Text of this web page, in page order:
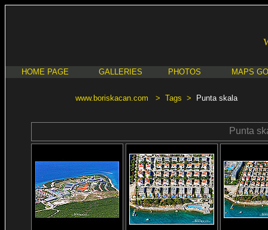
HOME PAGE GALLERIES PHOTOS MAPS
www.boriskacan.com > Tags > Punta skala
Punta